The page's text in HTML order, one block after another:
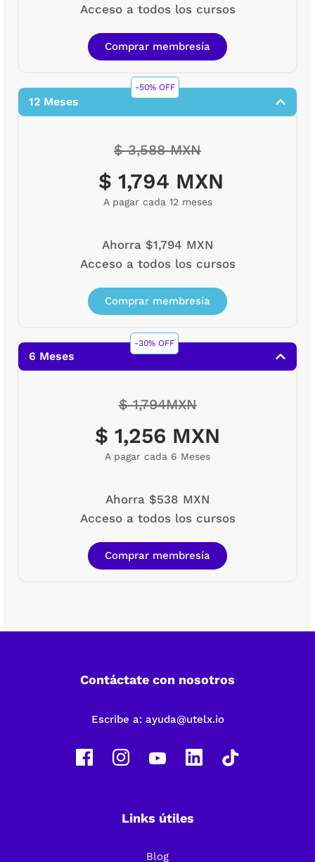
Acceso a todos los cursos
Comprar membresía
-50% OFF
12 Meses
$ 3,588 MXN
$ 1,794 MXN
A pagar cada 12 meses
Ahorra $1,794 MXN
Acceso a todos los cursos
Comprar membresía
-30% OFF
6 Meses
$ 1,794MXN
$ 1,256 MXN
A pagar cada 6 Meses
Ahorra $538 MXN
Acceso a todos los cursos
Comprar membresía
Contáctate con nosotros
Escribe a: ayuda@utelx.io
Links útiles
Blog